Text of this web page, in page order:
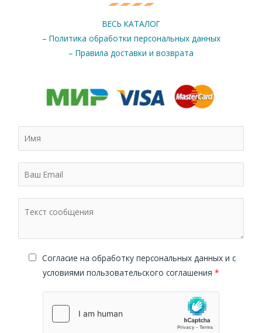
ВЕСЬ КАТАЛОГ
– Политика обработки персональных данных
– Правила доставки и возврата
Cогласие на обработку персональных данных и с
условиями пользовательского соглашения *